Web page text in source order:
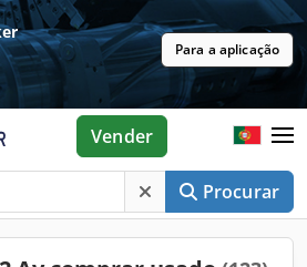
Para a aplicação
Procurar
Vender